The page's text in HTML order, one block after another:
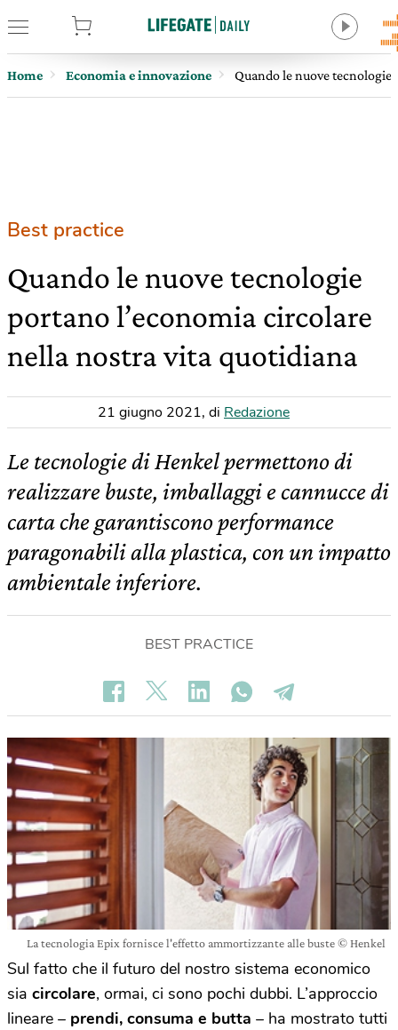
Home Economia e innovazione Quando le nuove
Best practice
Quando le nuove tecnologie
portano l’economia circolare
nella nostra vita quotidiana
21 giugno 2021, di Redazione
Le tecnologie di Henkel permettono di
realizzare buste, imballaggi e cannucce di
carta che garantiscono performance
paragonabili alla plastica, con un impatto
ambientale inferiore.
BEST PRACTICE
La tecnologia Epix fornisce l'effetto ammortizzante alle buste © Henkel
Sul fatto che il futuro del nostro sistema economico
sia circolare, ormai, ci sono pochi dubbi. L’approccio
lineare – prendi, consuma e butta – ha mostrato tutti